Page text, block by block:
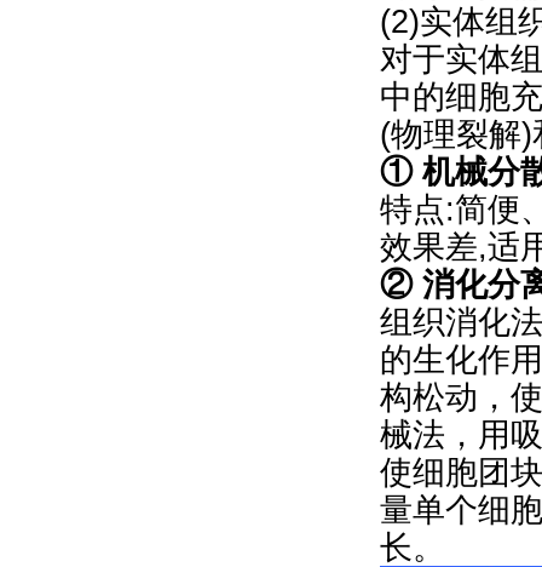
(2)实体组
对于实体
中的细胞
(物理裂解
① 机械分
特点:简便
效果差,适
② 消化分
组织消化
的生化作
构松动，
械法，用
使细胞团
量单个细
长。